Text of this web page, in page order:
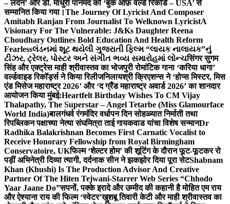
– लंदन’ और डॉ. माधुरी पानमंद को ‘बुक ऑफ़ वर्ल्ड रिकॉर्ड – USA’ से
सम्मानित किया गया।The Journey Of Lyricist And Composer
Amitabh Ranjan From Journalist To Welknown LyricistA
Visionary For The Vulnerable: J&Ks Daughter Reena
Choudhary Outlines Bold Education And Health Reform
Fearlessલંડનમાં શૂટ થયેલી ગુજરાતી ફિલ્મ “લાયક નાલાયક”નું
ટીઝર, ટ્રેલર, પોસ્ટર અને સંગીત ભવ્ય સમારોહમાં લોન્ચसिंगर सुगम
सिंह और एक्ट्रेस माही श्रीवास्तव का भोजपुरी रोमांटिक गाना ‘करिया धागा’
वर्ल्डवाइड रिकॉर्ड्स ने किया रिलीजनिलायश्री क्रिएशन्स ने ‘होप्स मिस्टर, मिस
एंड मिसेज महाराष्ट्र 2026’ और ‘द ग्रैंड महाराष्ट्र अवार्ड 2026’ का शानदार
आयोजन किया मुंबई:Heartfelt Birthday Wishes To CM Vijay
Thalapathy, The Superstar – Angel Tetarbe (Miss Glamourface
World India)बालगंधर्व रंगमंदिर वर्धापन दिन सोहळ्यात निर्माती तथा
रिपब्लिकन पक्षाच्या नेत्या संघमित्रा ताई गायकवाड यांचा विशेष सन्मानDr
Radhika Balakrishnan Becomes First Carnatic Vocalist to
Receive Honorary Fellowship from Royal Birmingham
Conservatoire, UKफिल्म ‘शेल्टर होम’ की शूटिंग के दौरान फूट-फूटकर रो
पड़ीं अभिनेत्री दिव्या त्यागी, दर्दनाक सीन ने झकझोर दिया पूरा सेटShabnam
Khan (Khushi) Is The Production Advisor And Creative
Partner Of The Hiten Tejwani-Starrer Web Series “Chhodo
Yaar Jaane Do”सपनों, पक्के इरादे और उम्मीद की कहानी है मोहित एम राय
और ऐश्याना राय की फिल्म ‘स्वेटर’खुशबू तिवारी केटी और माही श्रीवास्तव का